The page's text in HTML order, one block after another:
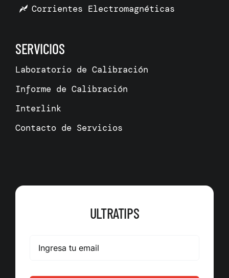
Corrientes Electromagnéticas
SERVICIOS
Laboratorio de Calibración
Informe de Calibración
Interlink
Contacto de Servicios
ULTRATIPS